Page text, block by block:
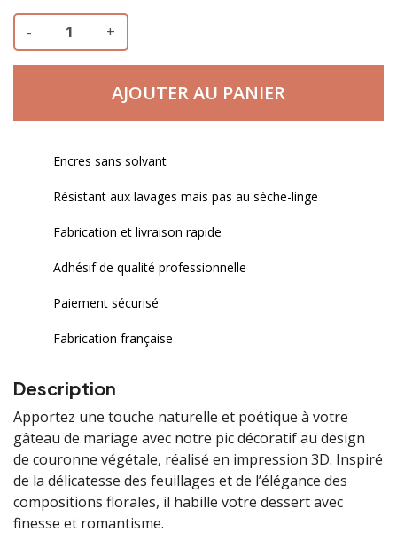
- +
AJOUTER AU PANIER
Encres sans solvant
Résistant aux lavages mais pas au sèche-linge
Fabrication et livraison rapide
Adhésif de qualité professionnelle
Paiement sécurisé
Fabrication française
Description
Apportez une touche naturelle et poétique à votre
gâteau de mariage avec notre pic décoratif au design
de couronne végétale, réalisé en impression 3D. Inspiré
de la délicatesse des feuillages et de l’élégance des
compositions florales, il habille votre dessert avec
finesse et romantisme.